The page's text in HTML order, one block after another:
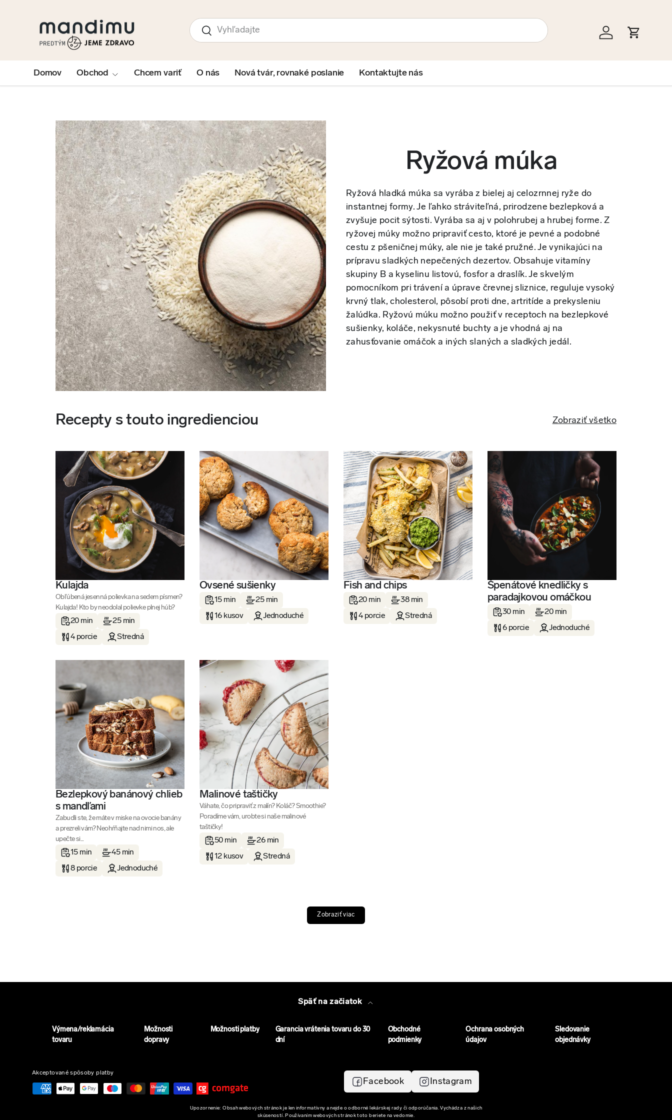
Hľadať
Hľadať
Prihlásiť sa
Košík
Domov Obchod Chcem variť O nás Nová tvár, rovnaké poslanie Kontaktujte nás
Ryžová múka
Ryžová hladká múka sa vyrába z bielej aj celozrnnej ryže do
instantnej formy. Je ľahko stráviteľná, prirodzene bezlepková a
zvyšuje pocit sýtosti. Vyrába sa aj v polohrubej a hrubej forme. Z
ryžovej múky možno pripraviť cesto, ktoré je pevné a podobné
cestu z pšeničnej múky, ale nie je také pružné. Je vynikajúci na
prípravu sladkých nepečených dezertov. Obsahuje vitamíny
skupiny B a kyselinu listovú, fosfor a draslík. Je skvelým
pomocníkom pri trávení a úprave črevnej sliznice, reguluje vysoký
krvný tlak, cholesterol, pôsobí proti dne, artritíde a prekysleniu
žalúdka. Ryžovú múku možno použiť v receptoch na bezlepkové
sušienky, koláče, nekysnuté buchty a je vhodná aj na
zahusťovanie omáčok a iných slaných a sladkých jedál.
Recepty s touto ingredienciou Zobraziť všetko
Kulajda
Obľúbená jesenná polievka na sedem písmen?
Kulajda! Kto by neodolal polievke plnej húb?
20 min
25 min
4 porcie
Stredná
Ovsené sušienky
15 min
25 min
16 kusov
Jednoduché
Fish and chips
20 min
38 min
4 porcie
Stredná
Špenátové knedličky s
paradajkovou omáčkou
30 min
20 min
6 porcie
Jednoduché
Bezlepkový banánový chlieb
s mandľami
Zabudli ste, že máte v miske na ovocie banány
a prezreli vám? Neohŕňajte nad nimi nos, ale
upečte si...
15 min
45 min
8 porcie
Jednoduché
Malinové taštičky
Váhate, čo pripraviť z malín? Koláč? Smoothie?
Poradíme vám, urobte si naše malinové
taštičky!
50 min
26 min
12 kusov
Stredná
Zobraziť viac
Späť na začiatok
Výmena/reklamácia
tovaru
Možnosti
dopravy
Možnosti platby
Garancia vrátenia tovaru do 30
dní
Obchodné
podmienky
Ochrana osobných
údajov
Sledovanie
objednávky
Akceptované spôsoby platby
Facebook Instagram
Upozornenie: Obsah webových stránok je len informatívny a nejde o odborné lekárskej rady či odporúčania. Vychádza z našich
skúseností. Používaním webových stránok toto beriete na vedomie.